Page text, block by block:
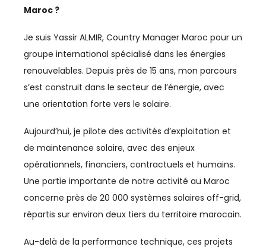
AUTOMOBILE
BTP
BUSINESS
CAN
CAN 2025
CASABLANCA-SETTAT
CFCIM
CHIMIE
Maroc ?
Je suis Yassir ALMIR, Country Manager Maroc pour un
groupe international spécialisé dans les énergies
renouvelables. Depuis près de 15 ans, mon parcours
s’est construit dans le secteur de l’énergie, avec
une orientation forte vers le solaire.
Aujourd’hui, je pilote des activités d’exploitation et
de maintenance solaire, avec des enjeux
opérationnels, financiers, contractuels et humains.
Une partie importante de notre activité au Maroc
concerne près de 20 000 systèmes solaires off-grid,
répartis sur environ deux tiers du territoire marocain.
Au-delà de la performance technique, ces projets